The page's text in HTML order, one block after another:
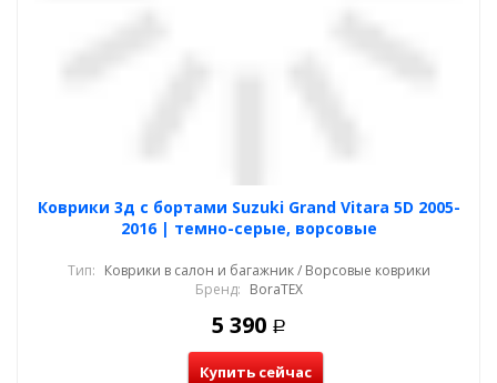
Коврики 3д с бортами Suzuki Grand Vitara 5D 2005-
2016 | темно-серые, ворсовые
Тип: Коврики в салон и багажник / Ворсовые коврики
Бренд: BoraTEX
5 390 Р
Купить сейчас